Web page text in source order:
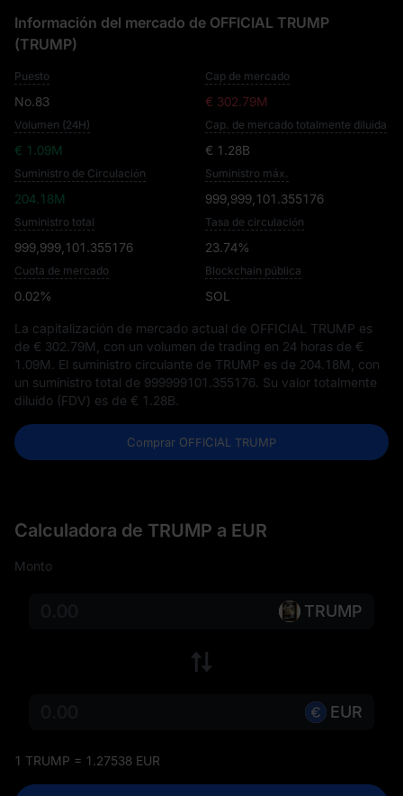
Información del mercado de OFFICIAL TRUMP
(TRUMP)
Puesto
No.83
Cap de mercado
€ 302.79M
Volumen (24H)
€ 1.09M
Cap. de mercado totalmente diluida
€ 1.28B
Suministro de Circulación
204.18M
Suministro máx.
999,999,101.355176
Suministro total
999,999,101.355176
Tasa de circulación
23.74%
Cuota de mercado
0.02%
Blockchain pública
SOL
La capitalización de mercado actual de OFFICIAL TRUMP es
de € 302.79M , con un volumen de trading en 24 horas de €
1.09M
. El suministro circulante de TRUMP es de 204.18M
, con
un suministro total de 999999101.355176 . Su valor totalmente
diluido (FDV) es de € 1.28B
Comprar OFFICIAL TRUMP
Calculadora de TRUMP a EUR
Monto
TRUMP
EUR
1 TRUMP = 1.27538 EUR